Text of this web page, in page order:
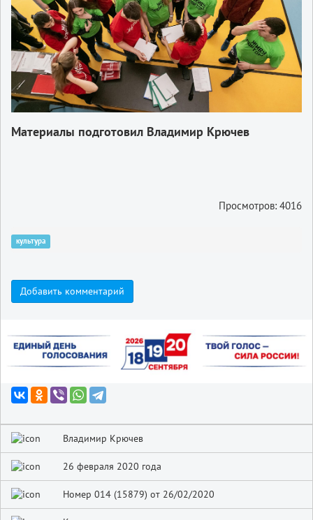
Материалы подготовил Владимир Крючев
Просмотров: 4016
культура
Добавить комментарий
Владимир Крючев
26 февраля 2020 года
Номер 014 (15879) от 26/02/2020